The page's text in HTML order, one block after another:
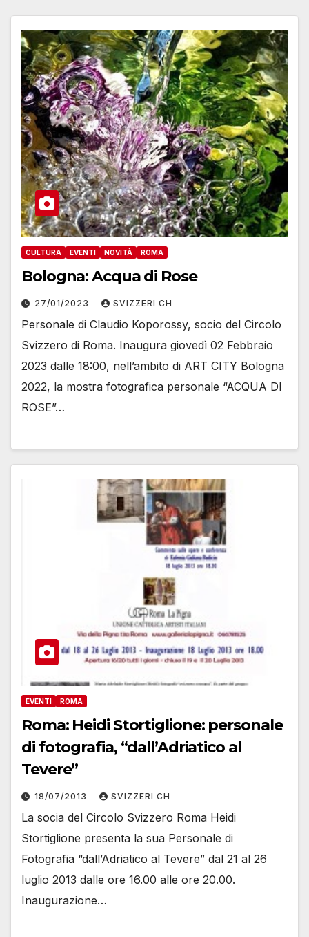
CULTURA EVENTI NOVITÀ ROMA
Bologna: Acqua di Rose
27/01/2023 SVIZZERI CH
Personale di Claudio Koporossy, socio del Circolo
Svizzero di Roma. Inaugura giovedì 02 Febbraio
2023 dalle 18:00, nell’ambito di ART CITY Bologna
2022, la mostra fotografica personale “ACQUA DI
ROSE”…
EVENTI ROMA
Roma: Heidi Stortiglione: personale
di fotografia, “dall’Adriatico al
Tevere”
18/07/2013 SVIZZERI CH
La socia del Circolo Svizzero Roma Heidi
Stortiglione presenta la sua Personale di
Fotografia “dall’Adriatico al Tevere” dal 21 al 26
luglio 2013 dalle ore 16.00 alle ore 20.00.
Inaugurazione…